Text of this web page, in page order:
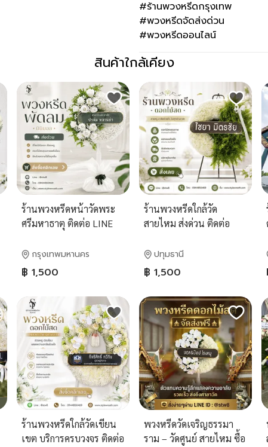
#ร้านพวงหรีดกรุงเทพ
#พวงหรีดจัดส่งด่วน
#พวงหรีดออนไลน์
สินค้าใกล้เคียง
ร้านพวงหรีดหน้าวัดพระ
ศรีมหาธาตุ ติดต่อ LINE
กรุงเทพมหานคร
฿ 1,500
ร้านพวงหรีดใกล้วัด
สายไหม ส่งด่วน ติดต่อ
ปทุมธานี
฿ 1,500
ร้านพวงหรีดใกล้วัดเขียน
เขต บริการครบวงจร ติดต่อ
พวงหรีดวัดเจริญธรรมา
ราม – วัดศูนย์ สายไหม ซื้อ